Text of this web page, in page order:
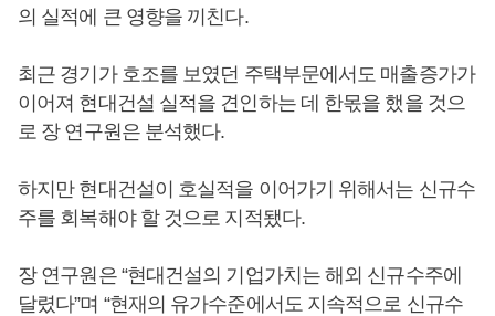
의 실적에 큰 영향을 끼친다.
최근 경기가 호조를 보였던 주택부문에서도 매출증가가
이어져 현대건설 실적을 견인하는 데 한몫을 했을 것으
로 장 연구원은 분석했다.
하지만 현대건설이 호실적을 이어가기 위해서는 신규수
주를 회복해야 할 것으로 지적됐다.
장 연구원은 “현대건설의 기업가치는 해외 신규수주에
달렸다”며 “현재의 유가수준에서도 지속적으로 신규수